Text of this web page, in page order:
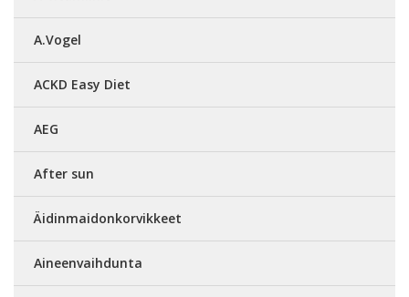
A.Vogel
ACKD Easy Diet
AEG
After sun
Äidinmaidonkorvikkeet
Aineenvaihdunta